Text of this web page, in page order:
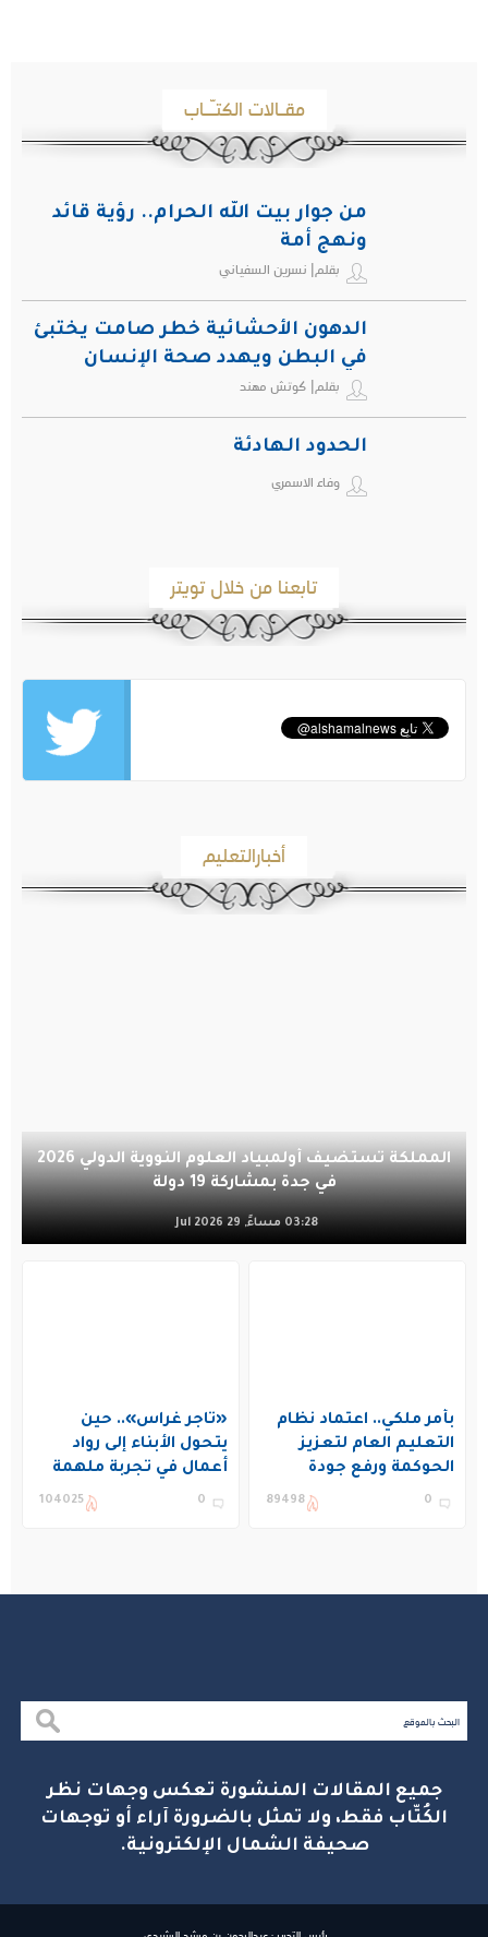
مقـالات الكتـّـاب
من جوار بيت الله الحرام.. رؤية قائد
ونهج أمة
بقلم| نسرين السفياني
الدهون الأحشائية خطر صامت يختبئ
في البطن ويهدد صحة الإنسان
بقلم| كوتش مهند
الحدود الهادئة
وفاء الاسمري
تابعنا من خلال تويتر
أخبارالتعليم
المملكة تستضيف أولمبياد العلوم النووية الدولي 2026
في جدة بمشاركة 19 دولة
03:28 مساءً, 29 Jul 2026
بأمر ملكي.. اعتماد نظام
التعليم العام لتعزيز
الحوكمة ورفع جودة
التعليم في المملكة
0
89498
«تاجر غراس».. حين
يتحول الأبناء إلى رواد
أعمال في تجربة ملهمة
بنادي غراس الصيفي
0
104025
جميع المقالات المنشورة تعكس وجهات نظر
الكُتّاب فقط، ولا تمثل بالضرورة آراء أو توجهات
صحيفة الشمال الإلكترونية.